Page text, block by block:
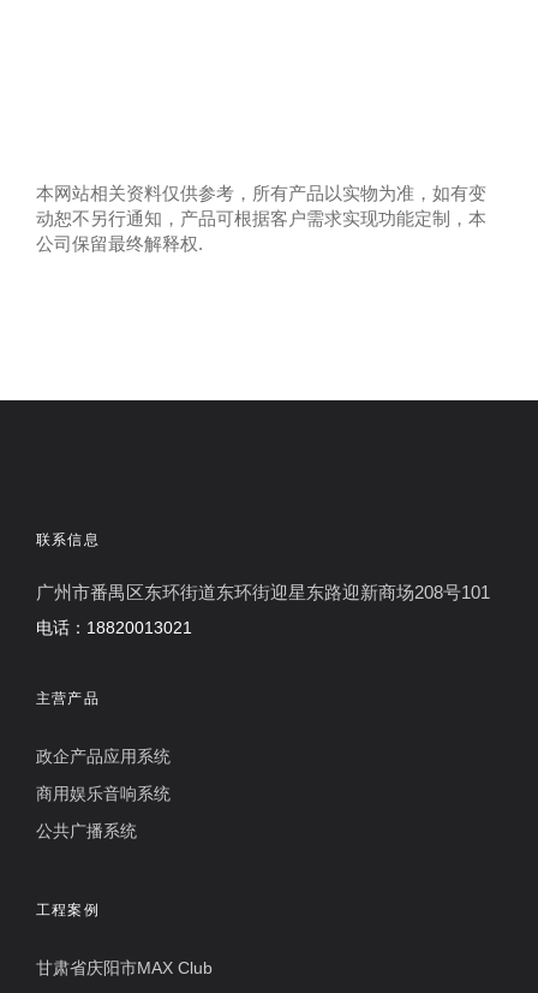
本网站相关资料仅供参考，所有产品以实物为准，如有变
动恕不另行通知，产品可根据客户需求实现功能定制，本
公司保留最终解释权.
联系信息
广州市番禺区东环街道东环街迎星东路迎新商场208号101
电话：18820013021
主营产品
政企产品应用系统
商用娱乐音响系统
公共广播系统
工程案例
甘肃省庆阳市MAX Club